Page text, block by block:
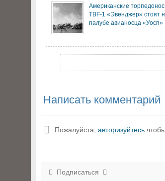
Американские
TBF-1 «Эвенджер» стоят
палубе авианосца «Уосп»
Написать комментарий
Пожалуйста, авторизуйтесь
Подписаться